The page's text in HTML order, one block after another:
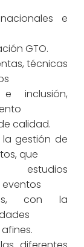
e
GTO.
técnicas
inclusión,
calidad.
la gestión de
que
estudios
con la